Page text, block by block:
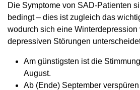
Die Symptome von SAD-Patienten
bedingt – dies ist zugleich das
wodurch sich eine Winterdepression
depressiven Störungen
Am günstigsten ist die
August.
Ab (Ende) September